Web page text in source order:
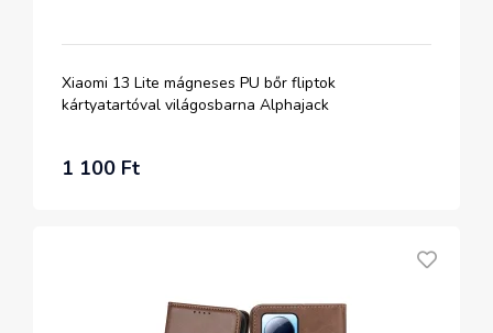
Xiaomi 13 Lite mágneses PU bőr fliptok
kártyatartóval világosbarna Alphajack
1 100 Ft